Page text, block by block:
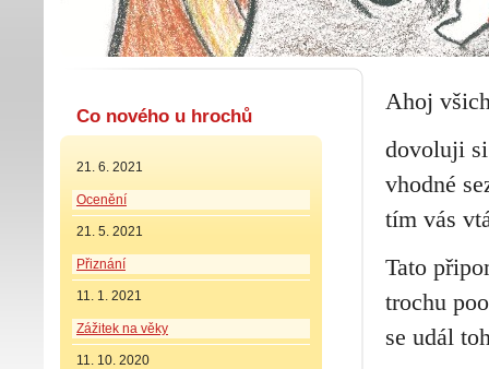
Ahoj
dovoluji si
vhodné
tím vás
Tato
trochu
se udál
Co nového u hrochů
21. 6. 2021
Ocenění
21. 5. 2021
Přiznání
11. 1. 2021
Zážitek na věky
11. 10. 2020